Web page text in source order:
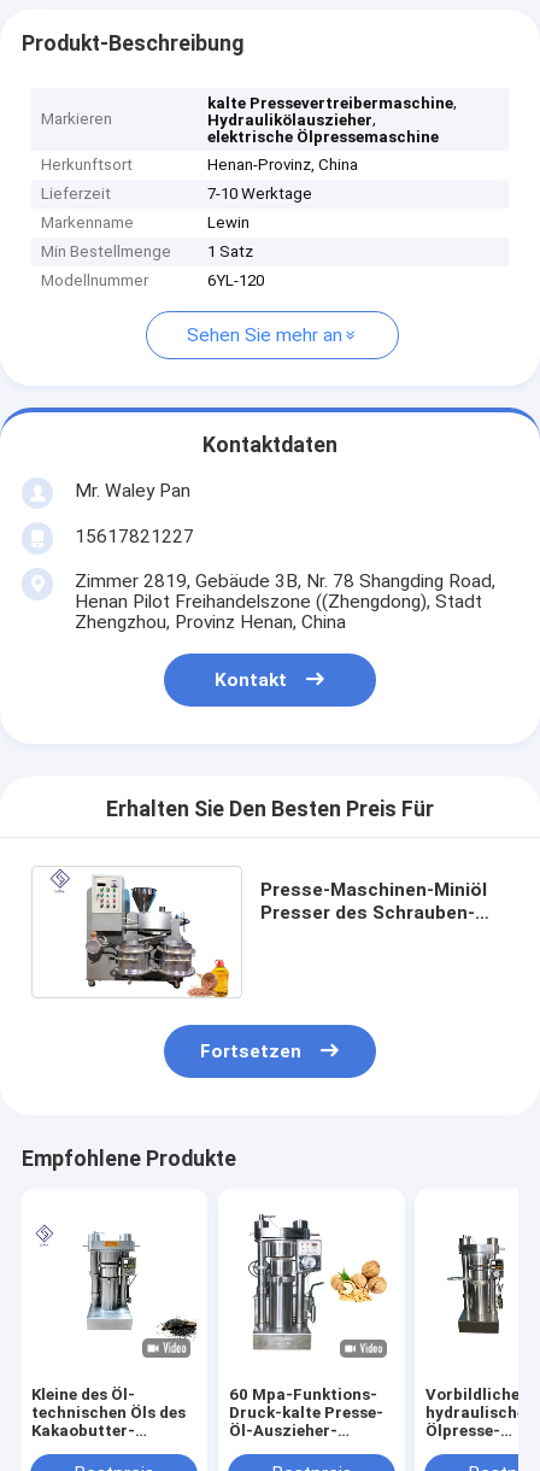
Produkt-Beschreibung
Markieren
kalte Pressevertreibermaschine,
Hydraulikölauszieher,
elektrische Ölpressemaschine
Herkunftsort
Henan-Provinz, China
Lieferzeit
7-10 Werktage
Markenname
Lewin
Min Bestellmenge
1 Satz
Modellnummer
6YL-120
Sehen Sie mehr an
Kontaktdaten
Mr. Waley Pan
15617821227
Zimmer 2819, Gebäude 3B, Nr. 78 Shangding Road,
Henan Pilot Freihandelszone ((Zhengdong), Stadt
Zhengzhou, Provinz Henan, China
Kontakt
Erhalten Sie Den Besten Preis Für
Presse-Maschinen-Miniöl
Presser des Schrauben-
Fortsetzen
Empfohlene Produkte
Kleine des Öl-
technischen Öls des
Kakaobutter-
Presse-Maschine
60 Mpa-Funktions-
Druck-kalte Presse-
Öl-Auszieher-
Vertreiber-Maschine
Vorbildliche
hydraulische
Ölpresse-
Leinsamen-